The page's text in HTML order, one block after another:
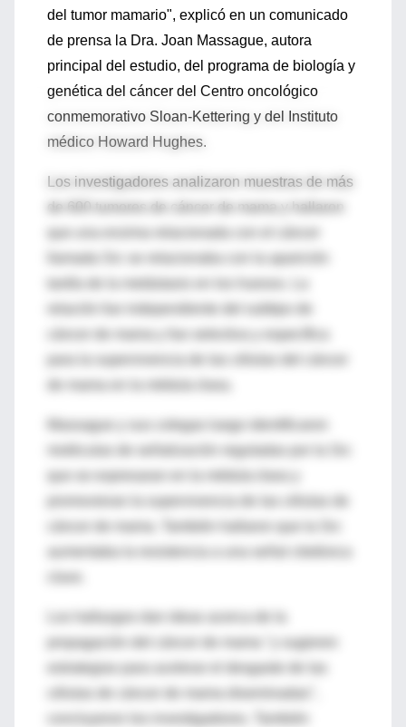
del tumor mamario", explicó en un comunicado
de prensa la Dra. Joan Massague, autora
principal del estudio, del programa de biología y
genética del cáncer del Centro oncológico
conmemorativo Sloan-Kettering y del Instituto
médico Howard Hughes.
Los investigadores analizaron muestras de más
de 600 tumores de cáncer de mama y hallaron
llamada Src se relacionaba con la aparición
relación fue independiente del subtipo de
para la supervivencia de las células del cáncer
Massague y sus colegas luego identificaron
moléculas de señalización reguladas por la Src
promovieran la supervivencia de las células de
Los hallazgos dan ideas acerca de la
propagación del cáncer de mama "y sugieren
estrategias para acelerar el desgaste de las
concluyeron los investigadores. También